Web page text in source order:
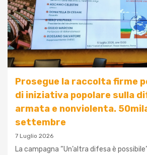
Prosegue la raccolta firme
di iniziativa popolare sulla
armata e nonviolenta.
settembre
7 Luglio 2026
La campagna “Un’altra difesa è